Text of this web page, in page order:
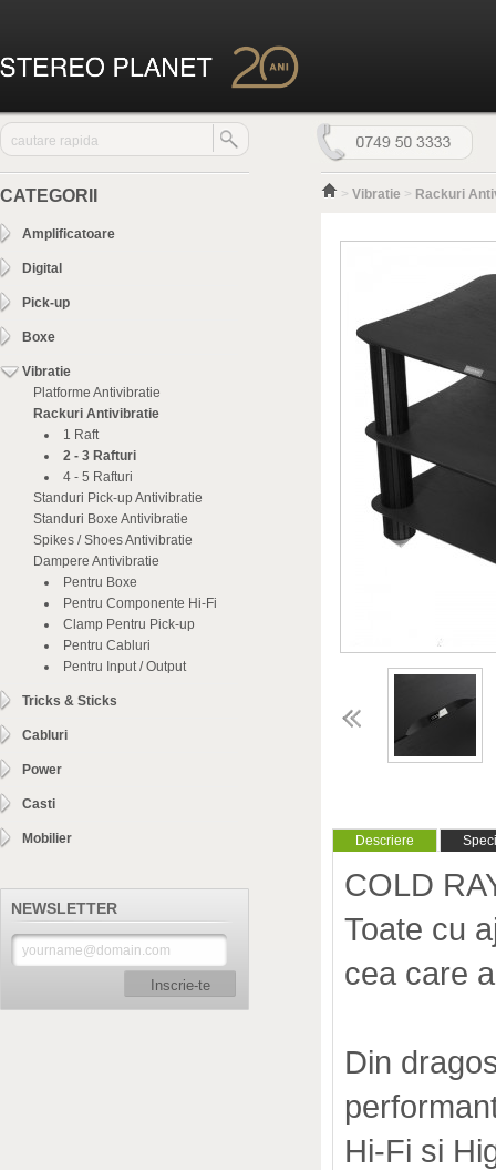
CATEGORII
Amplificatoare
Digital
Pick-up
Boxe
Vibratie
Platforme Antivibratie
Rackuri Antivibratie
1 Raft
2 - 3 Rafturi
4 - 5 Rafturi
Standuri Pick-up Antivibratie
Standuri Boxe Antivibratie
Spikes / Shoes Antivibratie
Dampere Antivibratie
Pentru Boxe
Pentru Componente Hi-Fi
Clamp Pentru Pick-up
Pentru Cabluri
Pentru Input / Output
Tricks & Sticks
Cabluri
Power
Casti
Mobilier
NEWSLETTER
Inscrie-te
> Vibratie > Rackuri
Descriere
COLD
Toate cu
cea care
Din
Hi-Fi si